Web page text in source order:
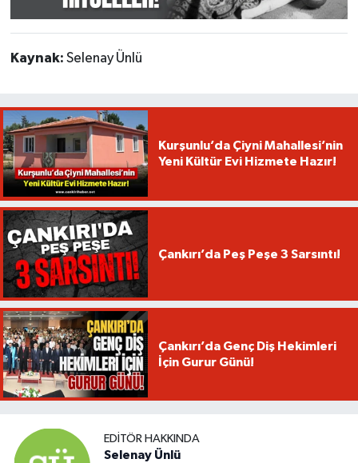
Kaynak: Selenay Ünlü
Kurşunlu’da Çiyni Mahallesi’nin
Yeni Kültür Evi Hizmete Hazır!
Çankırı’da Peş Peşe 3 Sarsıntı!
Çankırı’da Genç Diş Hekimleri
İçin Gurur Günü!
EDITÖR HAKKINDA
Selenay Ünlü